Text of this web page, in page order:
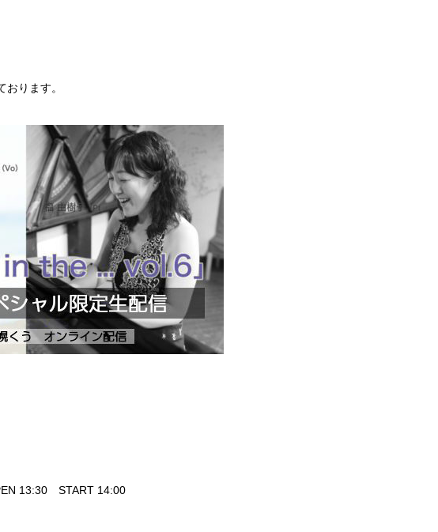
ります。
13:30 START 14:00